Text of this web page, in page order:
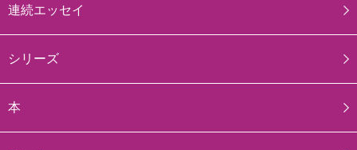
連続エッセイ
シリーズ
本